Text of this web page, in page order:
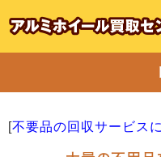
[不要品の回収サービス